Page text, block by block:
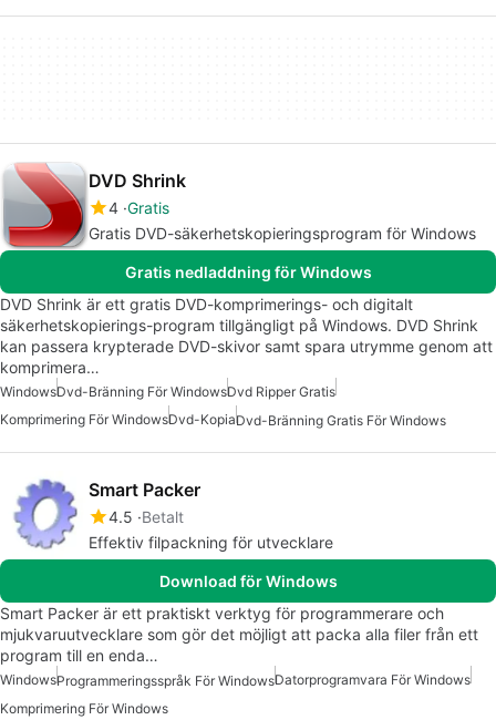
DVD Shrink
4 Gratis
Gratis DVD-säkerhetskopieringsprogram för Windows
Gratis nedladdning för Windows
DVD Shrink är ett gratis DVD-komprimerings- och digitalt
säkerhetskopierings-program tillgängligt på Windows. DVD Shrink
kan passera krypterade DVD-skivor samt spara utrymme genom att
komprimera…
WindowsDvd-Bränning För WindowsDvd Ripper Gratis
Komprimering För WindowsDvd-KopiaDvd-Bränning Gratis För Windows
Smart Packer
4.5 Betalt
Effektiv filpackning för utvecklare
Download för Windows
Smart Packer är ett praktiskt verktyg för programmerare och
mjukvaruutvecklare som gör det möjligt att packa alla filer från ett
program till en enda…
WindowsProgrammeringsspråk För WindowsDatorprogramvara För Windows
Komprimering För Windows